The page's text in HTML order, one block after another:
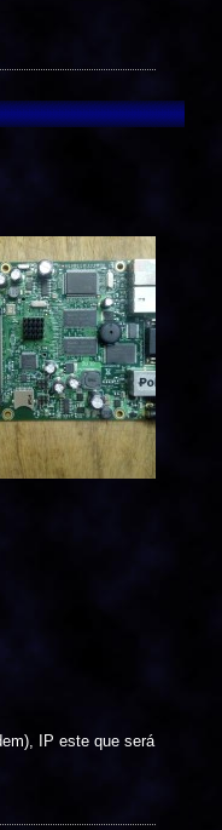
IP este que será